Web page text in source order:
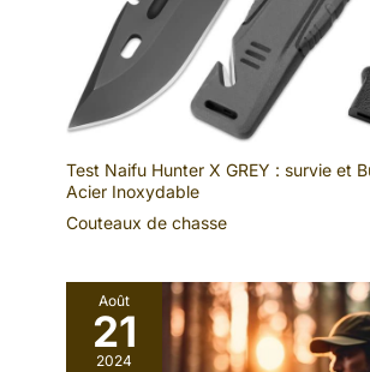
Test Naifu Hunter X GREY : survie et
Acier Inoxydable
Couteaux de chasse
Août
21
2024